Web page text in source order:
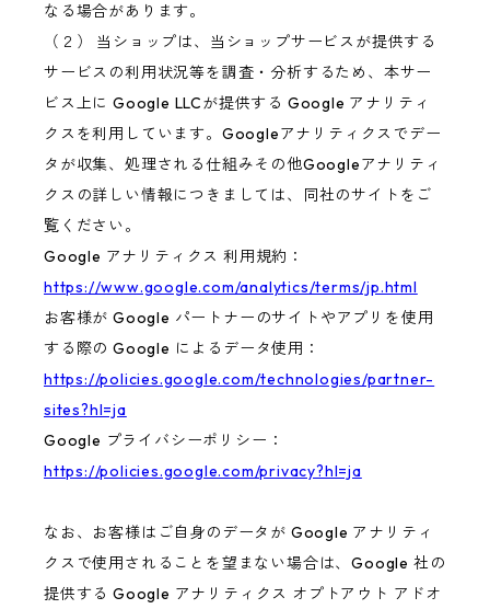
なる場合があります。
（２） 当ショップは、当ショップサービスが提供する
サービスの利用状況等を調査・分析するため、本サー
ビス上に Google LLCが提供する Google アナリティ
クスを利用しています。Googleアナリティクスでデー
タが収集、処理される仕組みその他Googleアナリティ
クスの詳しい情報につきましては、同社のサイトをご
覧ください。
Google アナリティクス 利用規約：
https://www.google.com/analytics/terms/jp.html
お客様が Google パートナーのサイトやアプリを使用
する際の Google によるデータ使用：
https://policies.google.com/technologies/partner-
sites?hl=ja
Google プライバシーポリシー：
https://policies.google.com/privacy?hl=ja
なお、お客様はご自身のデータが Google アナリティ
クスで使用されることを望まない場合は、Google 社の
提供する Google アナリティクス オプトアウト アドオ